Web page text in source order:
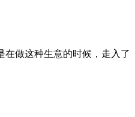
在做这种生意的时候，走入了